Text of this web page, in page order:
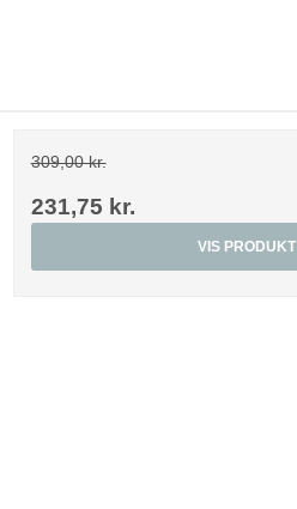
309,00 kr.
231,75 kr.
VIS PRODUKT